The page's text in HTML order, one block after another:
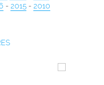
- 2015 - 2010